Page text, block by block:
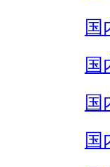
国
国
国
国